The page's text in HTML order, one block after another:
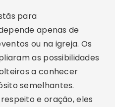
para
apenas de
ou na igreja. Os
as possibilidades
a conhecer
semelhantes.
e oração, eles